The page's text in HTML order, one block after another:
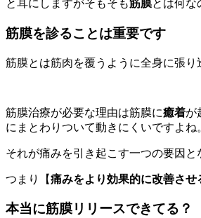
と耳にしますがそもそも筋膜とは何な
筋膜を診ることは重要です
筋膜とは筋肉を覆うように全身に張り
筋膜治療が必要な理由は筋膜に癒着が
にまとわりついて動きにくいですよね
それが痛みを引き起こす一つの要因
つまり【痛みをより効果的に改善させ
本当に筋膜リリースできてる？